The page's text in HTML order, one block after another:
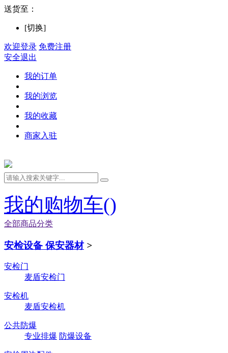
送货至：
[切换]
欢迎登录 免费注册
安全退出
我的订单
我的浏览
我的收藏
商家入驻
我的购物车()
全部商品分类
安检设备 保安器材 >
安检门
麦盾安检门
安检机
麦盾安检机
公共防爆
专业排爆 防爆设备